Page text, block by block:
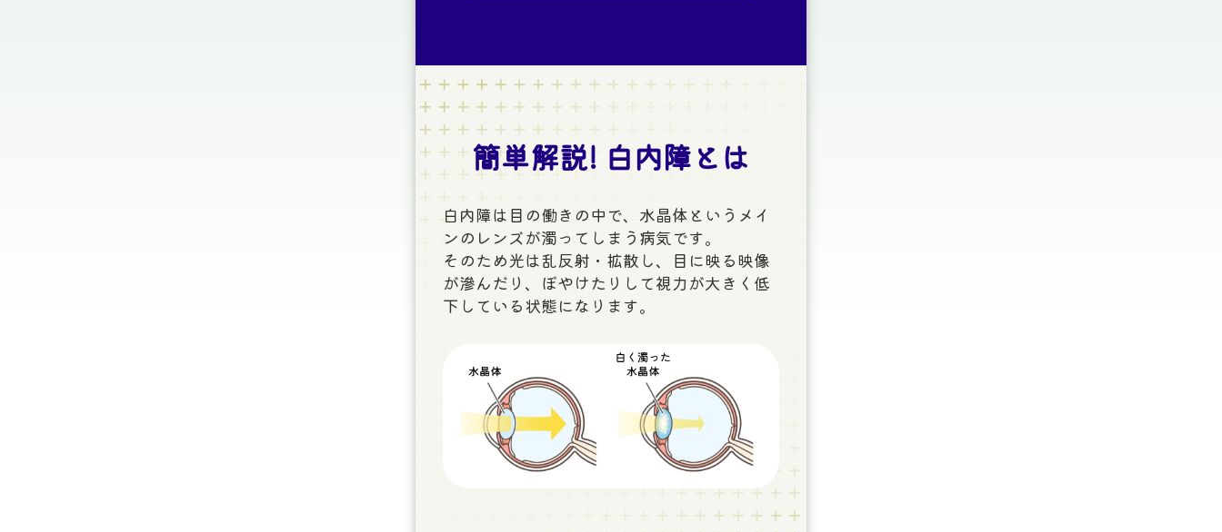
簡単解説! 白内障とは
白内障は目の働きの中で、水晶体というメイ
ンのレンズが濁ってしまう病気です。
そのため光は乱反射・拡散し、目に映る映像
が滲んだり、ぼやけたりして視力が大きく低
下している状態になります。